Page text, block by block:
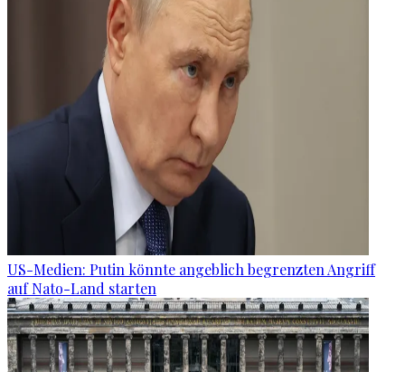
US-Medien: Putin könnte angeblich begrenzten Angriff
auf Nato-Land starten